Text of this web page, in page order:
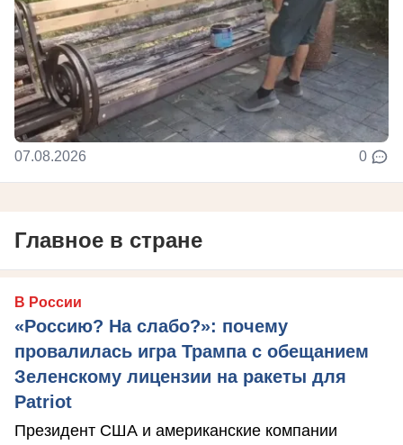
07.08.2026 0
Главное в стране
В России
«Россию? На слабо?»: почему
провалилась игра Трампа с обещанием
Зеленскому лицензии на ракеты для
Patriot
Президент США и американские компании